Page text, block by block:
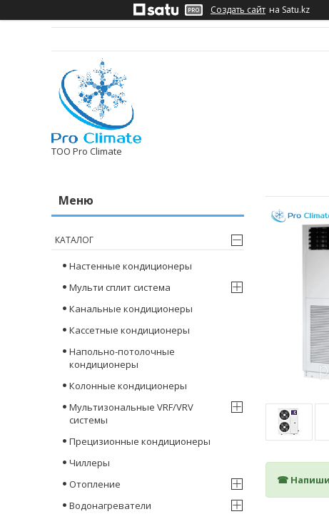
Создать сайт на Satu.kz
ТОО Pro Climate
☎
КАТАЛОГ
Настенные кондиционеры
Мульти сплит система
Канальные кондиционеры
Кассетные кондиционеры
Напольно-потолочные
кондиционеры
Колонные кондиционеры
Мультизональные VRF/VRV
системы
Прецизионные кондиционеры
Чиллеры
Отопление
Водонагреватели